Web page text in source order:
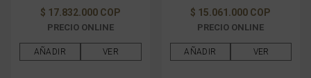
$ 17.832.000 COP
PRECIO ONLINE
AÑADIR VER
$ 15.061.000 COP
PRECIO ONLINE
AÑADIR VER